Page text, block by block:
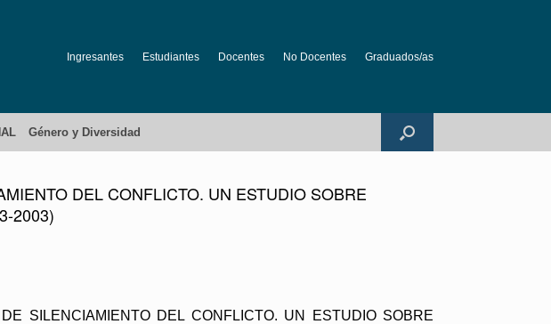
Ingresantes Estudiantes Docentes No Docentes Graduados/as
Género y Diversidad
DEL CONFLICTO. UN ESTUDIO SOBRE
2003)
SILENCIAMIENTO DEL CONFLICTO. UN ESTUDIO SOBRE